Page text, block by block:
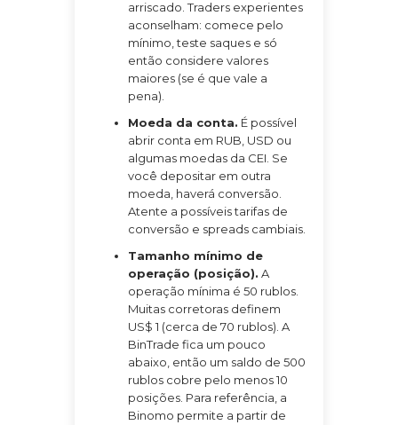
arriscado. Traders experientes
aconselham: comece pelo
mínimo, teste saques e só
então considere valores
maiores (se é que vale a
pena).
Moeda da conta. É possível
abrir conta em RUB, USD ou
algumas moedas da CEI. Se
você depositar em outra
moeda, haverá conversão.
Atente a possíveis tarifas de
conversão e spreads cambiais.
Tamanho mínimo de
operação (posição). A
operação mínima é 50 rublos.
Muitas corretoras definem
US$ 1 (cerca de 70 rublos). A
BinTrade fica um pouco
abaixo, então um saldo de 500
rublos cobre pelo menos 10
posições. Para referência, a
Binomo permite a partir de